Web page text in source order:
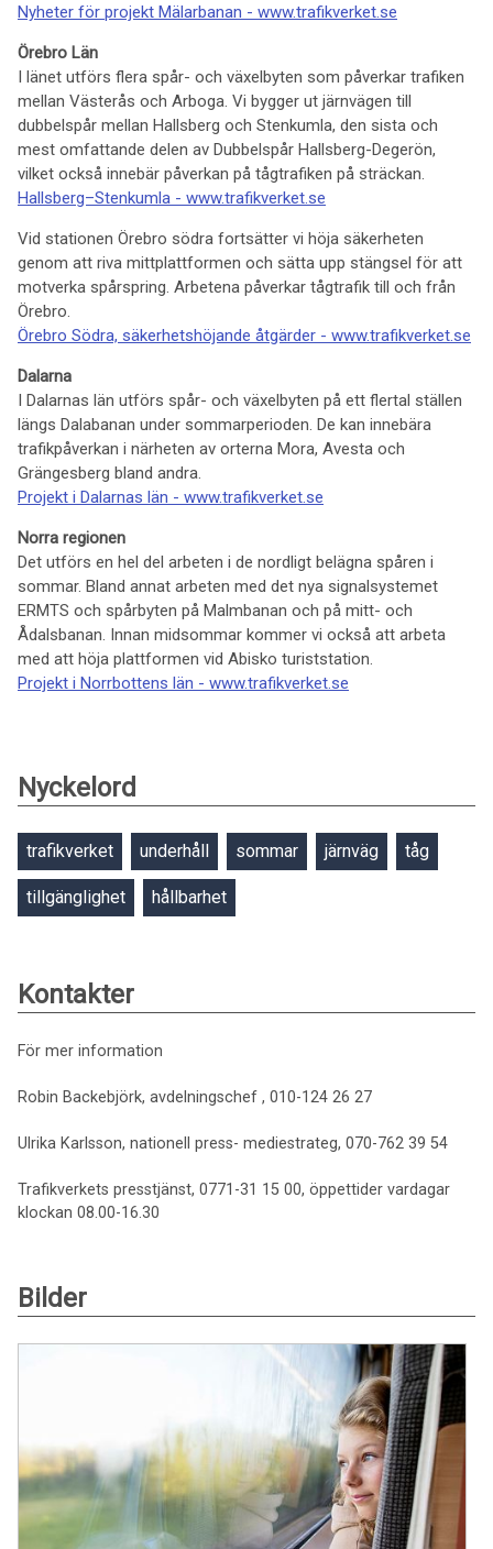
Nyheter för projekt Mälarbanan - www.trafikverket.se
Örebro Län
I länet utförs flera spår- och växelbyten som påverkar trafiken
mellan Västerås och Arboga. Vi bygger ut järnvägen till
dubbelspår mellan Hallsberg och Stenkumla, den sista och
mest omfattande delen av Dubbelspår Hallsberg-Degerön,
vilket också innebär påverkan på tågtrafiken på sträckan.
Hallsberg–Stenkumla - www.trafikverket.se
Vid stationen Örebro södra fortsätter vi höja säkerheten
genom att riva mittplattformen och sätta upp stängsel för att
motverka spårspring. Arbetena påverkar tågtrafik till och från
Örebro.
Örebro Södra, säkerhetshöjande åtgärder - www.trafikverket.se
Dalarna
I Dalarnas län utförs spår- och växelbyten på ett flertal ställen
längs Dalabanan under sommarperioden. De kan innebära
trafikpåverkan i närheten av orterna Mora, Avesta och
Grängesberg bland andra.
Projekt i Dalarnas län - www.trafikverket.se
Norra regionen
Det utförs en hel del arbeten i de nordligt belägna spåren i
sommar. Bland annat arbeten med det nya signalsystemet
ERMTS och spårbyten på Malmbanan och på mitt- och
Ådalsbanan. Innan midsommar kommer vi också att arbeta
med att höja plattformen vid Abisko turiststation.
Projekt i Norrbottens län - www.trafikverket.se
Nyckelord
trafikverket underhåll sommar järnväg tåg
tillgänglighet hållbarhet
Kontakter
För mer information
Robin Backebjörk, avdelningschef , 010-124 26 27
Ulrika Karlsson, nationell press- mediestrateg, 070-762 39 54
Trafikverkets presstjänst, 0771-31 15 00, öppettider vardagar
klockan 08.00-16.30
Bilder